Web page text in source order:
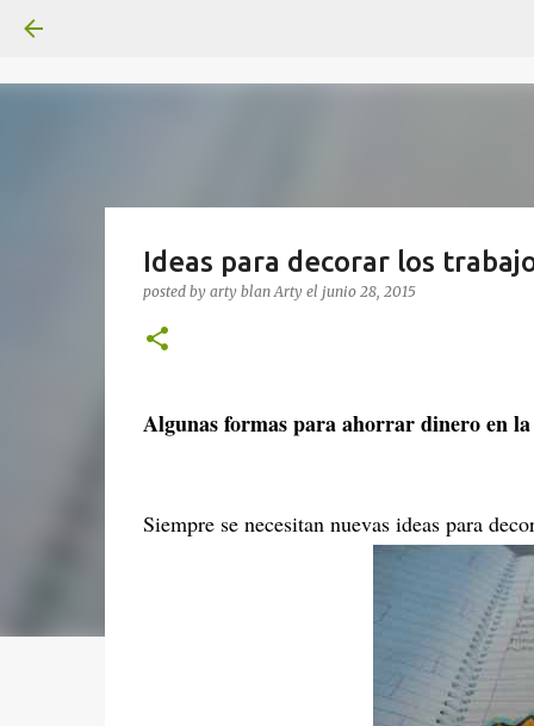
Ideas para decorar los
posted by arty blanArty el junio 28, 2015
Algunas formas para ahorrar dinero en
Siempre se necesitan nuevas ideas para